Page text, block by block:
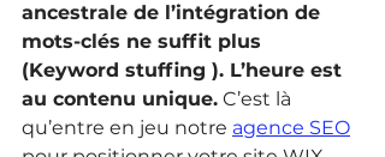
ancestrale de l’intégration de
mots-clés ne suffit plus
(Keyword stuffing ). L’heure est
au contenu unique. C’est là
qu’entre en jeu notre agence SEO